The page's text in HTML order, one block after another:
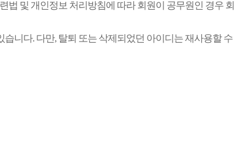
및 개인정보 처리방침에 따라 회원이 공무원인 경우 회
니다. 다만, 탈퇴 또는 삭제되었던 아이디는 재사용할 수